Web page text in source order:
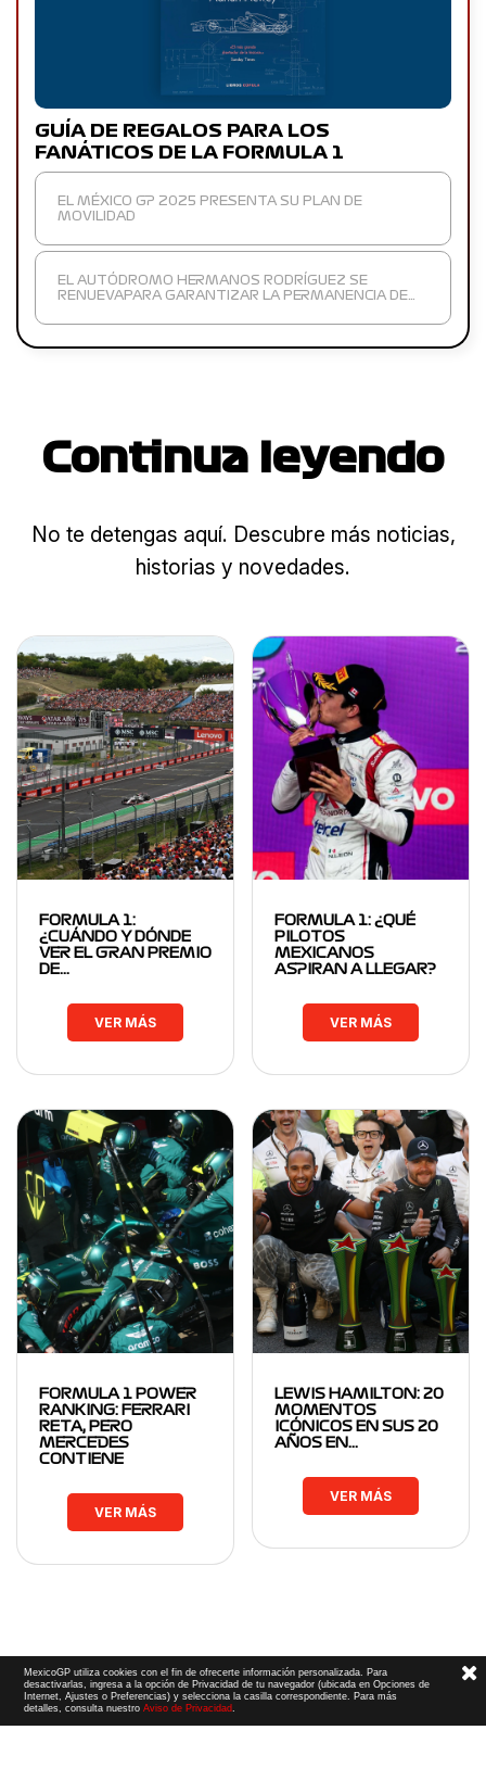
GUÍA DE REGALOS PARA LOS
FANÁTICOS DE LA FORMULA 1
EL MÉXICO GP 2025 PRESENTA SU PLAN DE
MOVILIDAD
EL AUTÓDROMO HERMANOS RODRÍGUEZ SE
RENUEVAPARA GARANTIZAR LA PERMANENCIA DE…
Continua leyendo
No te detengas aquí. Descubre más noticias,
historias y novedades.
FORMULA 1:
¿CUÁNDO Y DÓNDE
VER EL GRAN PREMIO
DE…
VER MÁS
FORMULA 1: ¿QUÉ
PILOTOS
MEXICANOS
ASPIRAN A LLEGAR?
VER MÁS
FORMULA 1 POWER
RANKING: FERRARI
RETA, PERO
MERCEDES
CONTIENE
VER MÁS
LEWIS HAMILTON: 20
MOMENTOS
ICÓNICOS EN SUS 20
AÑOS EN…
VER MÁS
MexicoGP utiliza cookies con el fin de ofrecerte información personalizada. Para
desactivarlas, ingresa a la opción de Privacidad de tu navegador (ubicada en Opciones de
Internet, Ajustes o Preferencias) y selecciona la casilla correspondiente. Para más
detalles, consulta nuestroAviso de Privacidad.